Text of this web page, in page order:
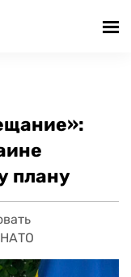
плану
НАТО